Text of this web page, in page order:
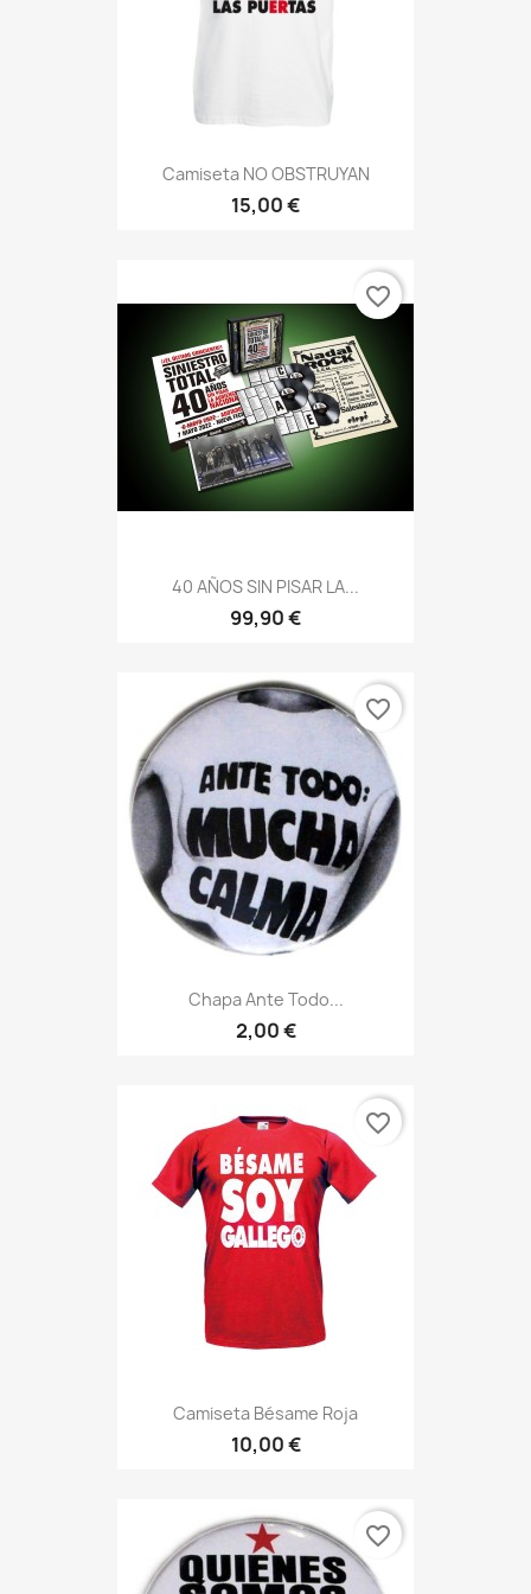
Camiseta NO OBSTRUYAN
15,00 €
40 AÑOS SIN PISAR LA...
99,90 €
favorite_border
Chapa Ante Todo...
2,00 €
favorite_border
Camiseta Bésame Roja
10,00 €
favorite_border
favorite_border